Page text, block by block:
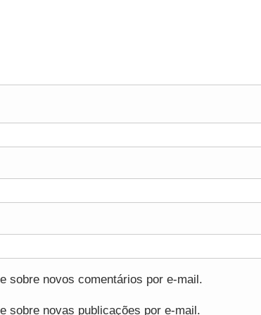
sobre novos comentários por e-mail.
sobre novas publicações por e-mail.